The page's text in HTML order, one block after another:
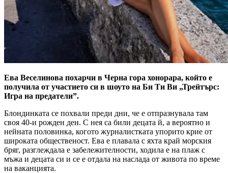
Ева Веселинова похарчи в Черна гора хонорара, който е
получила от участието си в шоуто на Би Ти Ви „Трейтърс:
Игра на предатели”.
Блондинката се похвали преди дни, че е отпразнувала там
своя 40-и рожден ден. С нея са били децата й, а вероятно и
нейната половинка, когото журналистката упорито крие от
широката общественост. Ева е плавала с яхта край морския
бряг, разглеждала е забележителности, ходила е на плаж с
мъжа и децата си и се е отдала на наслада от живота по време
на ваканцията.